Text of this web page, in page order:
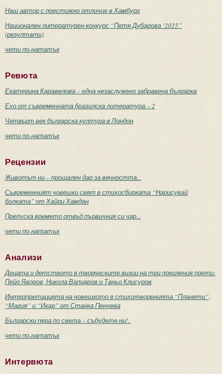
Наш автор с престижно отличие в Хамбург
Национален литературен конкурс “Петя Дубарова ‘2025”
(резултати)
чети по-нататък
Ревюта
Екатерина Каравелова – една незаслужено забравена българка
Ехо от съвременната бразилска литература – 2
Четвърт век българска култура в Лондон
чети по-нататък
Рецензии
Животът ни – прощален дар за вечността...
Съвременният човешки свят в стихосбирката “Нарисувай
болката” от Хайри Хамдан
Препуска времето отвъд първичния си чар...
чети по-нататък
Анализи
Децата и детството в творческите визии на три поколения поети:
Пейо Яворов, Никола Вапцаров и Таньо Клисуров
Интерпретацията на човешкото в стихотворенията “Планети”,
“Магия” и “Икар” от Станка Пенчева
Български пера по света – събудете ни!..
чети по-нататък
Интервюта